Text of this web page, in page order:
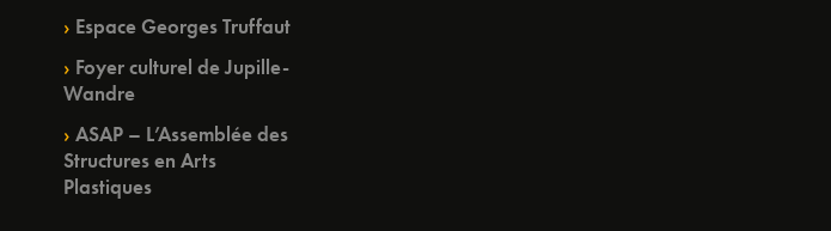
Espace Georges Truffaut
Foyer culturel de Jupille-
Wandre
ASAP – L’Assemblée des
Structures en Arts
Plastiques